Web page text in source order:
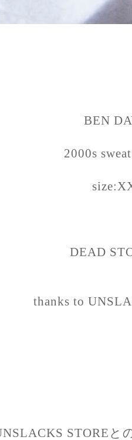
BEN
2000s
DEAD
thanks to
STOREと